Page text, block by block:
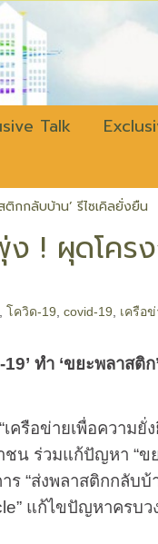
Talk
ติกกลับบ้าน’ รีไซเคิลยั่งยืน
ง ! ผุดโค
,โควิด-19 ,covid-19 เครือ
-19’ ทำ ‘ขยะพลาสติก’
“เครือข่ายเพื่อความ
ชน ร่วมแก้ปัญหา “ข
ร “ส่งพลาสติกกลับบ้
” แก้ไขปัญหาครบว